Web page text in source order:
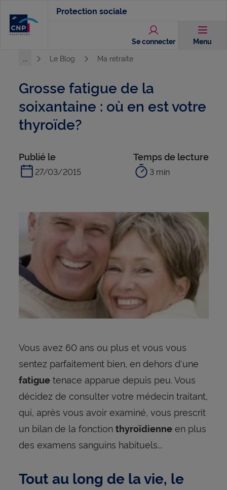
contenu
Protection sociale
Se connecter Menu
...
Le Blog Ma retraite
Grosse fatigue de la
soixantaine : où en est votre
thyroïde?
Publié le
27/03/2015
Temps de lecture
3 min
Vous avez 60 ans ou plus et vous vous
sentez parfaitement bien, en dehors d'une
fatiguetenace apparue depuis peu. Vous
décidez de consulter votre médecin traitant,
qui, après vous avoir examiné, vous prescrit
un bilan de la fonction thyroïdienneen plus
des examens sanguins habituels...
Tout au long de la vie, le